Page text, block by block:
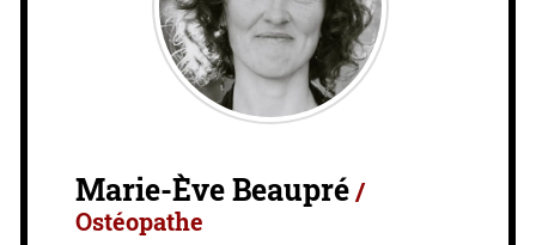
Marie-Ève Beaupré/
Ostéopathe